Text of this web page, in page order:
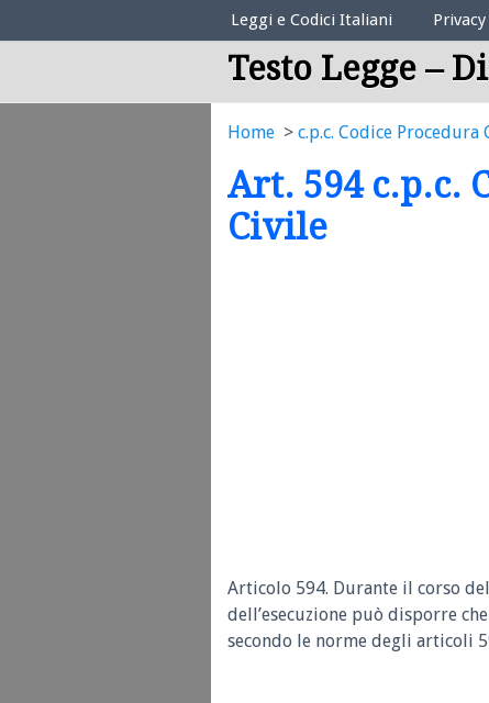
Elenco Codici Legali
Leggi e Codici Italiani Privacy
Testo Legge –
Home c.p.c. Codice Procedura
Art. 594 c.p.c.
Civile
Articolo 594. Durante il corso
dell’esecuzione può disporre
secondo le norme degli articoli